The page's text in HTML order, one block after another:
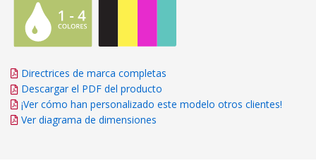
Directrices de marca completas
Descargar el PDF del producto
¡Ver cómo han personalizado este modelo otros clientes!
Ver diagrama de dimensiones